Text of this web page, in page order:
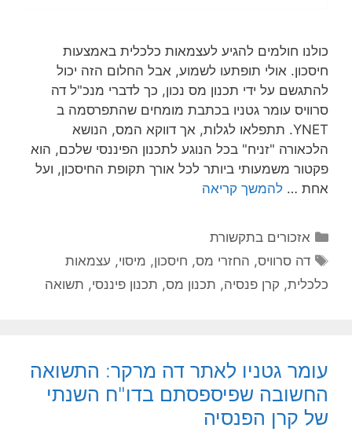
כולנו חולמים להגיע לעצמאות כלכלית באמצעות
חיסכון. אולי תופתעו לשמוע, אבל החלום הזה יכול
להתגשם על ידי תכנון מס נכון, כך לדברי מנכ"ל דה
סרוויס עומר גטניו בכתבת מומחים שהתפרסמה ב
YNET. תתפלאו לגלות, אך דווקא המס, הנושא
הלכאורה "זניח" בכל הנוגע לתכנון הפיננסי שלכם, הוא
פקטור משמעותי ביותר לכל אורך תקופת החיסכון, ועל
אחת … להמשך קריאה
אזכורים בתקשורת
דה סרוויס, החזרי מס, חיסכון, מיסוי, עצמאות
כלכלית, קרן פנסיה, תכנון מס, תכנון פיננסי, תשואה
עומר גטניו לאתר דה מרקר: התשואה
החשובה שפיספסתם בדו"ח השנתי
של קרן הפנסיה